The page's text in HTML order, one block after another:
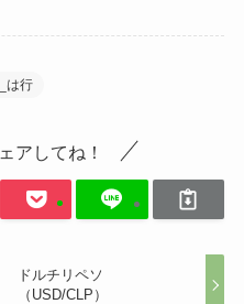
は行
アしてね！
ドルチリペソ
（USD/CLP）